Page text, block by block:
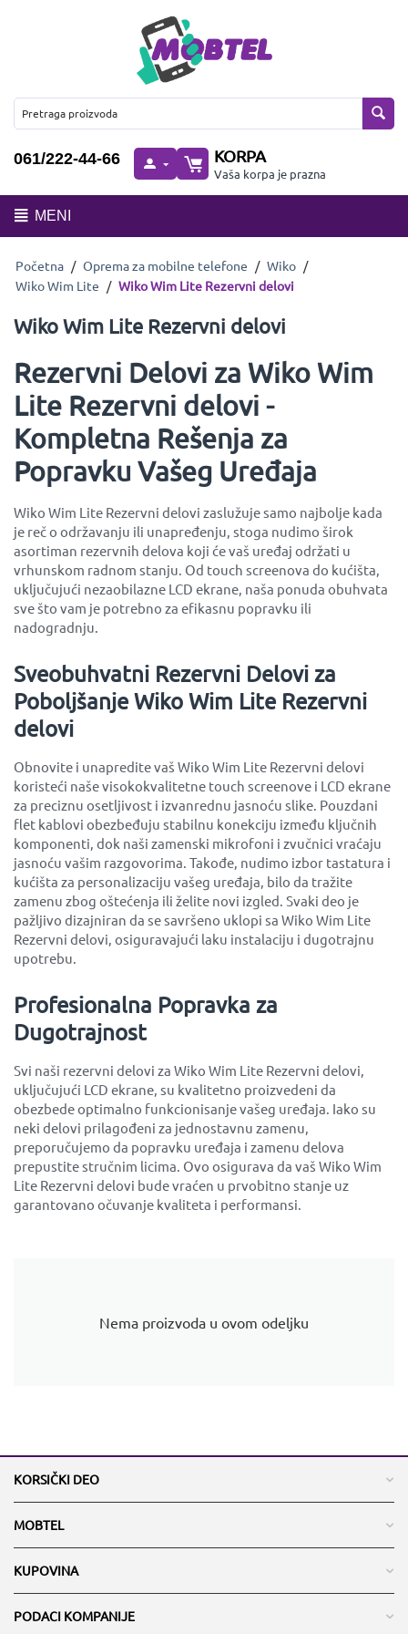
061/222-44-66 KORPA
Vaša korpa je prazna
MENI
Početna / Oprema za mobilne telefone / Wiko /
Wiko Wim Lite / Wiko Wim Lite Rezervni delovi
Wiko Wim Lite Rezervni delovi
Rezervni Delovi za Wiko Wim
Lite Rezervni delovi -
Kompletna Rešenja za
Popravku Vašeg Uređaja
Wiko Wim Lite Rezervni delovi zaslužuje samo najbolje kada
je reč o održavanju ili unapređenju, stoga nudimo širok
asortiman rezervnih delova koji će vaš uređaj održati u
vrhunskom radnom stanju. Od touch screenova do kućišta,
uključujući nezaobilazne LCD ekrane, naša ponuda obuhvata
sve što vam je potrebno za efikasnu popravku ili
nadogradnju.
Sveobuhvatni Rezervni Delovi za
Poboljšanje Wiko Wim Lite Rezervni
delovi
Obnovite i unapredite vaš Wiko Wim Lite Rezervni delovi
koristeći naše visokokvalitetne touch screenove i LCD ekrane
za preciznu osetljivost i izvanrednu jasnoću slike. Pouzdani
flet kablovi obezbeđuju stabilnu konekciju između ključnih
komponenti, dok naši zamenski mikrofoni i zvučnici vraćaju
jasnoću vašim razgovorima. Takođe, nudimo izbor tastatura i
kućišta za personalizaciju vašeg uređaja, bilo da tražite
zamenu zbog oštećenja ili želite novi izgled. Svaki deo je
pažljivo dizajniran da se savršeno uklopi sa Wiko Wim Lite
Rezervni delovi, osiguravajući laku instalaciju i dugotrajnu
upotrebu.
Profesionalna Popravka za
Dugotrajnost
Svi naši rezervni delovi za Wiko Wim Lite Rezervni delovi,
uključujući LCD ekrane, su kvalitetno proizvedeni da
obezbede optimalno funkcionisanje vašeg uređaja. Iako su
neki delovi prilagođeni za jednostavnu zamenu,
preporučujemo da popravku uređaja i zamenu delova
prepustite stručnim licima. Ovo osigurava da vaš Wiko Wim
Lite Rezervni delovi bude vraćen u prvobitno stanje uz
garantovano očuvanje kvaliteta i performansi.
Nema proizvoda u ovom odeljku
KORSIČKI DEO
MOBTEL
KUPOVINA
PODACI KOMPANIJE